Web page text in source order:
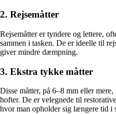
2. Rejsemåtter
Rejsemåtter er tyndere og lettere,
sammen i tasken. De er ideelle til
giver mindre dæmpning.
3. Ekstra tykke måtter
Disse måtter, på 6–8 mm eller
hofter. De er velegnede til
hvor man opholder sig længere tid i